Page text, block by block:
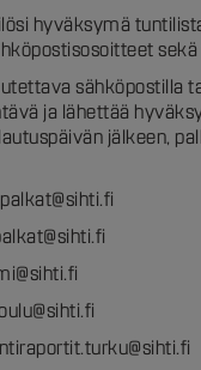
hyväksymä
sähköpostilla
ja lähettää
jälkeen,
palkat@sihti.fi